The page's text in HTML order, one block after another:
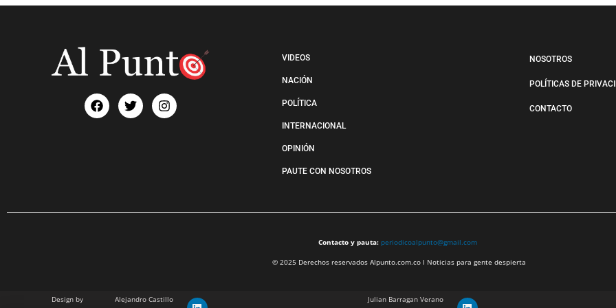
VIDEOS
NACIÓN
POLÍTICA
INTERNACIONAL
OPINIÓN
PAUTE CON NOSOTROS
NOSOTROS
POLÍTICAS DE
CONTACTO
Contacto y pauta: periodicoalpunto@gmail.com
© 2025 Derechos reservados Alpunto.com.co l Noticias para gente despierta
Design by
Alejandro Castillo
Julian Barragan Verano